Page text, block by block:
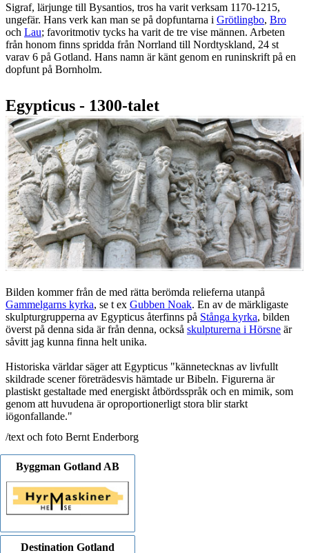
Sigraf, lärjunge till Bysantios, tros ha varit verksam 1170-1215,
ungefär. Hans verk kan man se på dopfuntarna i Grötlingbo, Bro
och Lau; favoritmotiv tycks ha varit de tre vise männen. Arbeten
från honom finns spridda från Norrland till Nordtyskland, 24 st
varav 6 på Gotland. Hans namn är känt genom en runinskrift på en
dopfunt på Bornholm.
Egypticus - 1300-talet
Bilden kommer från de med rätta berömda relieferna utanpå
Gammelgarns kyrka, se t ex Gubben Noak. En av de märkligaste
skulpturgrupperna av Egypticus återfinns på Stånga kyrka, bilden
överst på denna sida är från denna, också skulpturerna i Hörsne är
såvitt jag kunna finna helt unika.
Historiska världar säger att Egypticus "kännetecknas av livfullt
skildrade scener företrädesvis hämtade ur Bibeln. Figurerna är
plastiskt gestaltade med energiskt åtbördsspråk och en mimik, som
genom att huvudena är oproportionerligt stora blir starkt
iögonfallande."
/text och foto Bernt Enderborg
Byggman Gotland AB
Destination Gotland